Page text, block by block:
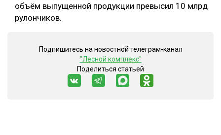
объём выпущенной продукции превысил 10 млрд
рулончиков.
Подпишитесь на новостной телеграм-канал
"Лесной комплекс"
Поделиться статьей